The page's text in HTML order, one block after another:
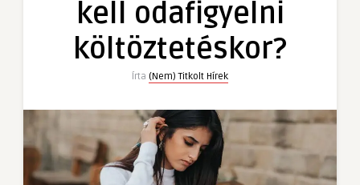
odafigyelni
költöztetéskor?
bejegyzéshez
kell odafigyelni
költöztetéskor?
Írta (Nem) Titkolt Hírek